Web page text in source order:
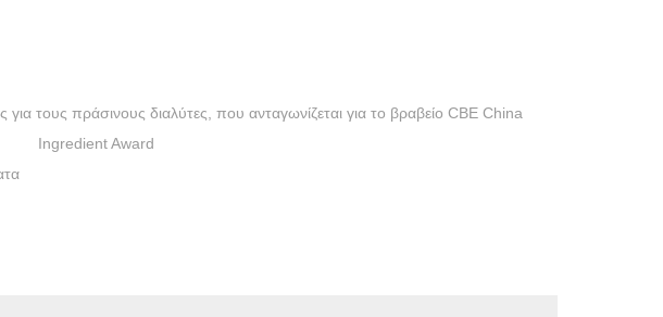
τους πράσινους διαλύτες, που ανταγωνίζεται για το βραβείο CBE China
Ingredient Award